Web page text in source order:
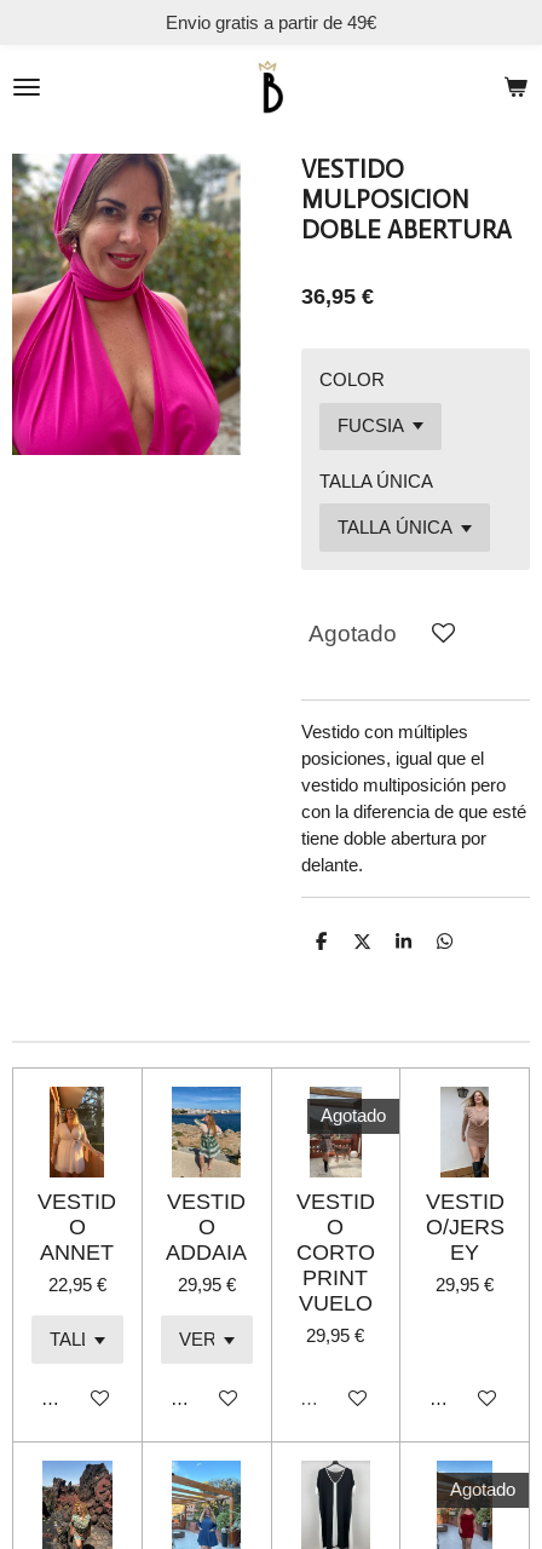
contenido
Envio gratis a partir de 49€
VESTIDO
MULPOSICION
DOBLE ABERTURA
36,95 €
COLOR
TALLA ÚNICA
Agotado
Vestido con múltiples
posiciones, igual que el
vestido multiposición pero
con la diferencia de que esté
tiene doble abertura por
delante.
C
r
r
C
r
r
C
r
C
r
r
VESTID
O
ANNET
22,95 €
Añadir al carrito
VESTID
O
ADDAIA
29,95 €
Añadir al carrito
Agotado
VESTID
O
CORTO
PRINT
VUELO
29,95 €
Agotado
VESTID
O/JERS
EY
29,95 €
Añadir al
Agotado